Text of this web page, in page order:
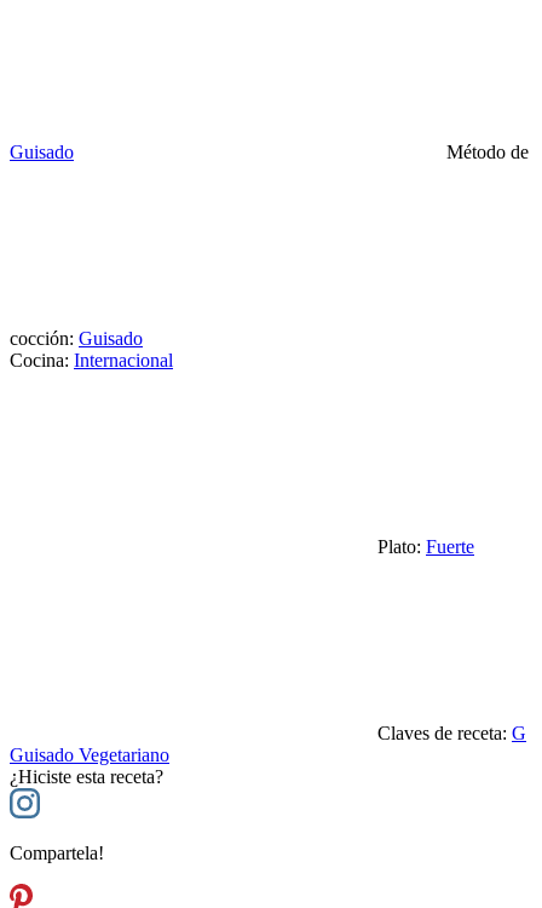
Guisado Método de
cocción: Guisado
Cocina: Internacional
Plato: Fuerte
Claves de receta: G
Guisado Vegetariano
¿Hiciste esta receta?
Compartela!